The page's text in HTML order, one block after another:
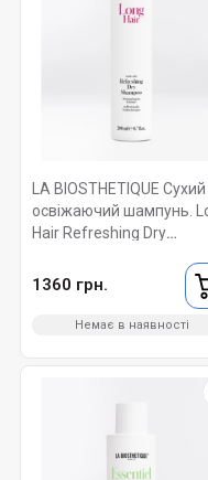
LA BIOSTHETIQUE Сухий
освіжаючий шампунь.
Hair Refreshing Dry
1360 грн.
Немає в наявності